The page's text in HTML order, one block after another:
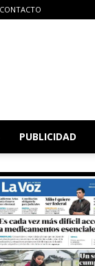
CONTACTO
PUBLICIDAD